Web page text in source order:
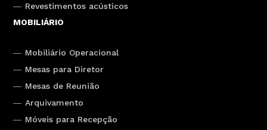
Revestimentos acústicos
MOBILIÁRIO
Mobiliário Operacional
Mesas para Diretor
Mesas de Reunião
Arquivamento
Móveis para Recepção